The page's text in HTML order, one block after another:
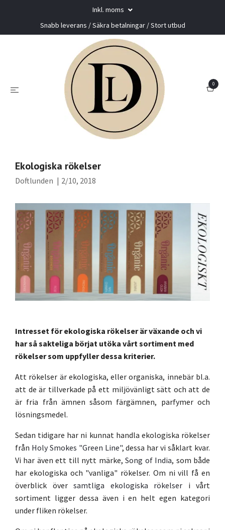
Inkl. moms
Snabb leverans / Säkra betalningar / Stort utbud
0
Ekologiska rökelser
Doftlunden | 2/10, 2018
Intresset för ekologiska rökelser är växande och vi
har så sakteliga börjat utöka vårt sortiment med
rökelser som uppfyller dessa kriterier.
Att rökelser är ekologiska, eller organiska, innebär bl.a.
att de är tillverkade på ett miljövänligt sätt och att de
är fria från ämnen såsom färgämnen, parfymer och
lösningsmedel.
Sedan tidigare har ni kunnat handla ekologiska rökelser
från Holy Smokes "Green Line", dessa har vi såklart kvar.
Vi har även ett till nytt märke,Song of India, som både
har ekologiska och "vanliga" rökelser. Om ni vill få en
överblick över samtliga ekologiska rökelser i vårt
sortiment ligger dessa även i en helt egen kategori
under fliken rökelser.